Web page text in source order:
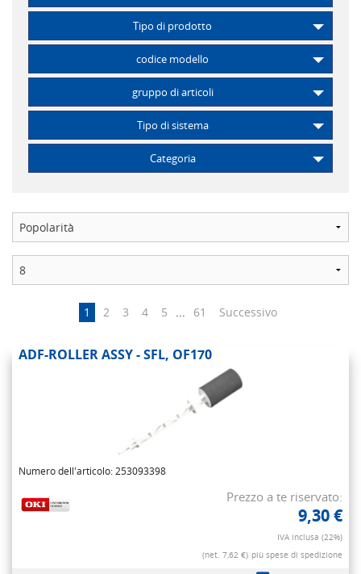
Tipo di prodotto
codice modello
gruppo di articoli
Tipo di sistema
Categoria
1 2 3 4 5 ... 61 Successivo
ADF-ROLLER ASSY - SFL, OF170
Numero dell'articolo: 253093398
Prezzo a te riservato:
9,30 €
IVA inclusa (22%)
(net. 7,62 €) più spese di spedizione